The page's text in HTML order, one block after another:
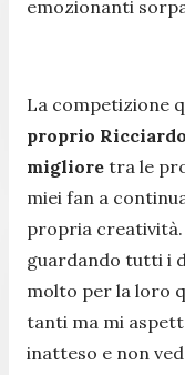
emozionanti
La competizione
proprio
migliore tra le
miei fan a
propria creatività.
guardando tutti i
molto per la loro
tanti ma mi
inatteso e non